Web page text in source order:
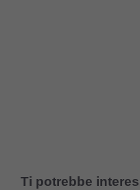
Ti potrebbe